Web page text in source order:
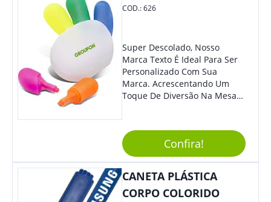
COD.:626
Super Descolado, Nosso
Marca Texto É Ideal Para Ser
Personalizado Com Sua
Marca. Acrescentando Um
Toque De Diversão Na Mesa
Clientes E Colaboradores. O
Grande Destaque De Eventos
E Feiras De Negócio
Certamente Será De Sua
Empresa.
Confira!
CANETA PLÁSTICA
CORPO COLORIDO